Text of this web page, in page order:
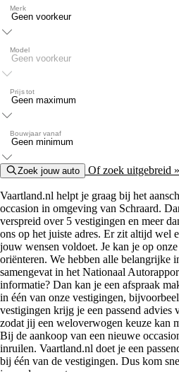
Merk
Model
Prijs tot
Bouwjaar vanaf
Zoek jouw auto Of zoek uitgebreid »
Vaartland.nl helpt je graag bij het
occasion in omgeving van Schraard.
verspreid over 5 vestigingen en meer
ons op het juiste adres. Er zit altijd wel
jouw wensen voldoet. Je kan je op
oriënteren. We hebben alle belangrijke
samengevat in het Nationaal
informatie? Dan kan je een afspraak
in één van onze vestigingen,
vestigingen krijg je een passend advies
zodat jij een weloverwogen keuze kan
Bij de aankoop van een nieuwe
inruilen. Vaartland.nl doet je een
bij één van de vestigingen. Dus kom